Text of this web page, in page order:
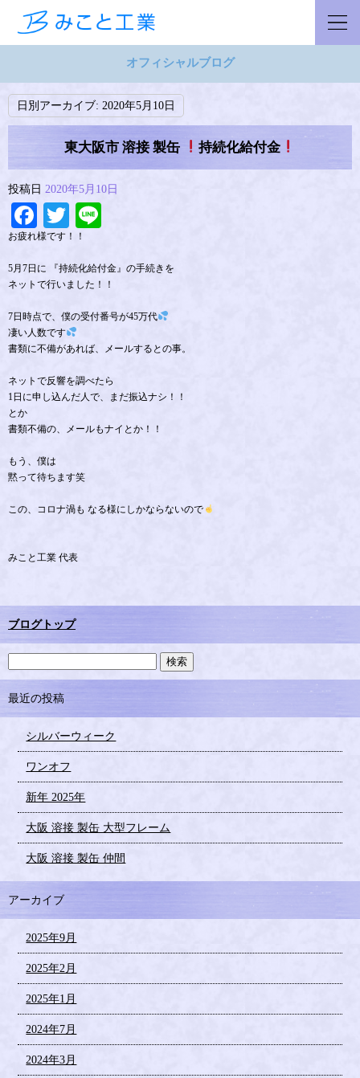
オフィシャルブログ
日別アーカイブ: 2020年5月10日
東大阪市 溶接 製缶 持続化給付金
投稿日 2020年5月10日
Facebook
Twitter
お疲れ様です！！
5月7日に 『持続化給付金』の手続きを
ネットで行いました！！
7日時点で、僕の受付番号が45万代
凄い人数です
書類に不備があれば、メールするとの事。
ネットで反響を調べたら
1日に申し込んだ人で、まだ振込ナシ！！
とか
書類不備の、メールもナイとか！！
もう、僕は
黙って待ちます笑
この、コロナ渦も なる様にしかならないので
みこと工業 代表
ブログトップ
最近の投稿
シルバーウィーク
ワンオフ
新年 2025年
大阪 溶接 製缶 大型フレーム
大阪 溶接 製缶 仲間
アーカイブ
2025年9月
2025年2月
2025年1月
2024年7月
2024年3月